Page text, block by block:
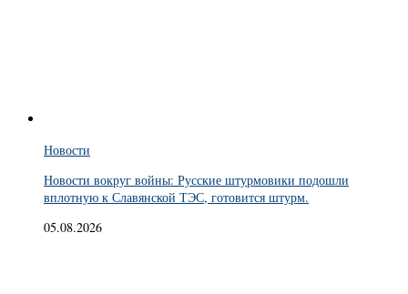
Новости
Новости вокруг войны: Русские штурмовики подошли
вплотную к Славянской ТЭС, готовится штурм.
05.08.2026